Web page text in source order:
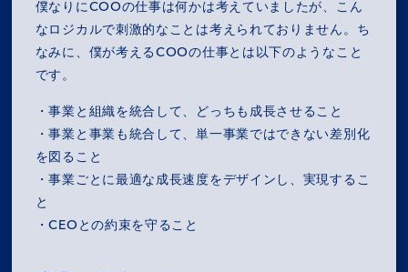
僕なりにCOOの仕事は何かは考えていましたが、こん
なロジカルで刺激的なことは考えられておりません。ち
なみに、僕が考えるCOOの仕事とは以下のようなこと
です。
・事業と組織を統合して、どっちも成長させること
・事業と事業も統合して、単一事業ではできない差別化
を図ること
・事業ごとに最適な成長速度をデザインし、実現するこ
と
・CEOとの約束を守ること